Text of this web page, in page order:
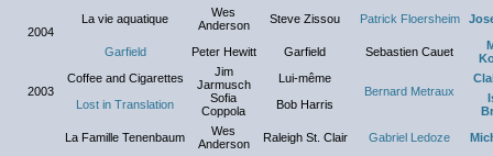
2004
La vie aquatique
Wes
Anderson
Steve Zissou Patrick Floersheim
Garfield Peter Hewitt Garfield Sebastien Cauet
2003
Coffee and Cigarettes
Jim
Jarmusch
Lui-même
Bernard Metraux
Lost in Translation
Sofia
Coppola
Bob Harris
La Famille Tenenbaum
Wes
Anderson
Raleigh St. Clair Gabriel Ledoze